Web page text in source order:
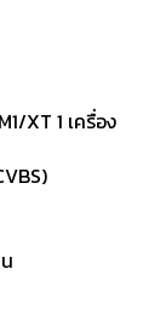
XT 1 เครื่อง